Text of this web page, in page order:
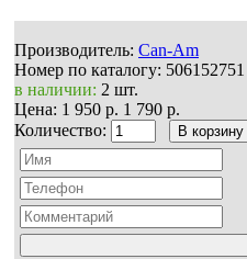
Производитель: Can-Am
Номер по каталогу: 506152751
в наличии: 2 шт.
Цена: 1 950 р. 1 790 р.
Количество: